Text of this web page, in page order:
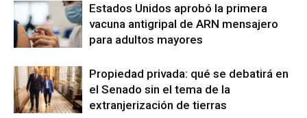
Estados Unidos aprobó la primera
vacuna antigripal de ARN mensajero
para adultos mayores
Propiedad privada: qué se debatirá en
el Senado sin el tema de la
extranjerización de tierras